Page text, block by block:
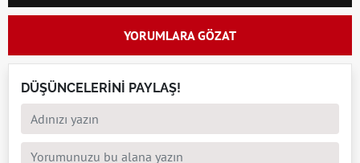
YORUMLARA GÖZAT
DÜŞÜNCELERİNİ PAYLAŞ!